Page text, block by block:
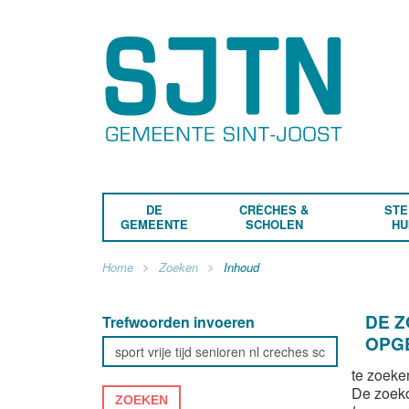
DE
GEMEENTE
CRÈCHES &
SCHOLEN
Home Zoeken Inhoud
Trefwoorden invoeren
ZOEKEN
DE
te
De